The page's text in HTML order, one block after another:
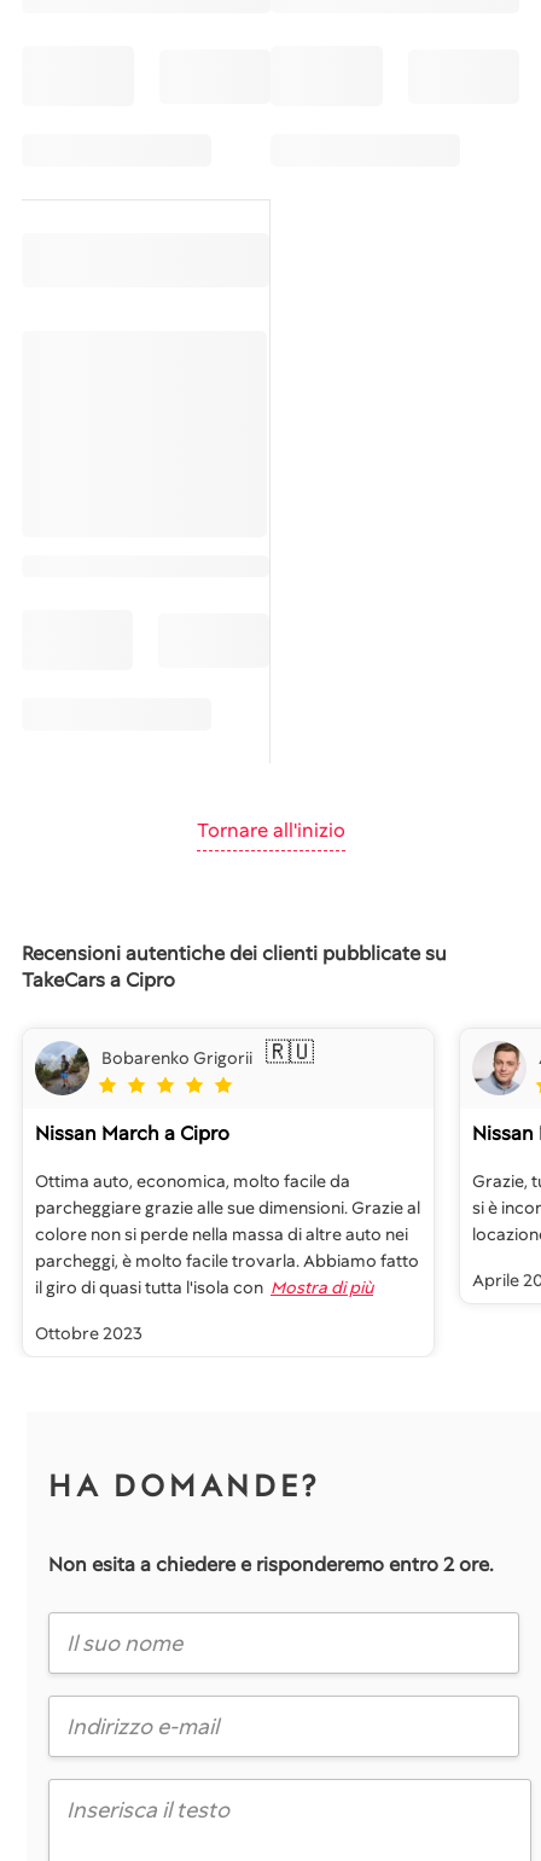
Tornare all'inizio
Recensioni autentiche dei clienti pubblicate su
TakeCars a Cipro
Bobarenko Grigorii 🇷🇺
Nissan March a Cipro
Ottima auto, economica, molto facile da
parcheggiare grazie alle sue dimensioni. Grazie al
colore non si perde nella massa di altre auto nei
parcheggi, è molto facile trovarla. Abbiamo fatto
il giro di quasi tutta l'isola con Mostra di più
Ottobre 2023
Nissan
Grazie,
si è
Aprile
HA DOMANDE?
Non esita a chiedere e risponderemo entro 2 ore.